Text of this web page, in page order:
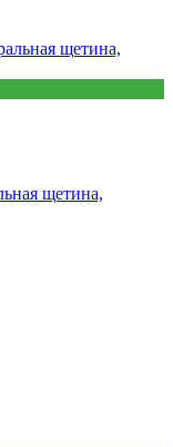
щетина,